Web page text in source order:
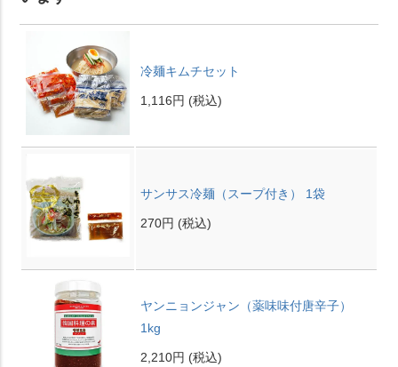
冷麺キムチセット
1,116円 (税込)
サンサス冷麺（スープ付き） 1袋
270円 (税込)
ヤンニョンジャン（薬味味付唐辛子）
1kg
2,210円 (税込)